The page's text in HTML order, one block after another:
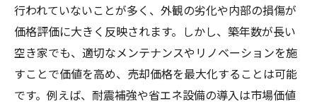
行われていないことが多く、外観の劣化や内部の損傷が
価格評価に大きく反映されます。しかし、築年数が長い
空き家でも、適切なメンテナンスやリノベーションを施
すことで価値を高め、売却価格を最大化することは可能
です。例えば、耐震補強や省エネ設備の導入は市場価値